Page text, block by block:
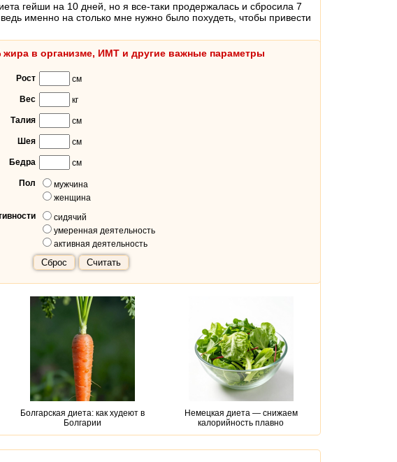
гейши на 10 дней, но я все-таки продержалась и сбросила 7
именно на столько мне нужно было похудеть, чтобы привести
жира в организме, ИМТ и другие важные параметры
Рост см
Вес кг
Талия см
Шея см
Бедра см
Пол
мужчина
женщина
сидячий
умеренная деятельность
активная деятельность
Сброс Считать
Болгарская диета: как худеют в
Болгарии
Немецкая диета — снижаем
калорийность плавно